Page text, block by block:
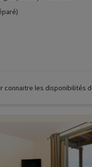
connaitre les disponibilités